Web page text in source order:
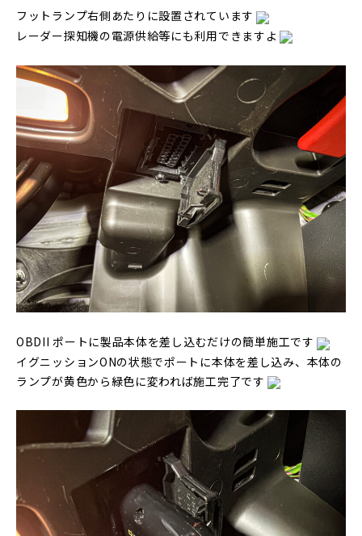
フットランプ右側あたりに設置されています
レーダー探知機の電源供給等にも利用できますよ
OBDII ポートに製品本体を差し込むだけの簡単施工です
イグニッションONの状態でポートに本体を差し込み、本体の
ランプが黄色から緑色に変われば施工完了です